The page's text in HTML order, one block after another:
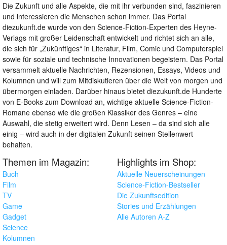
Die Zukunft und alle Aspekte, die mit ihr verbunden sind, faszinieren
und interessieren die Menschen schon immer. Das Portal
diezukunft.de wurde von den Science-Fiction-Experten des Heyne-
Verlags mit großer Leidenschaft entwickelt und richtet sich an alle,
die sich für „Zukünftiges“ in Literatur, Film, Comic und Computerspiel
sowie für soziale und technische Innovationen begeistern. Das Portal
versammelt aktuelle Nachrichten, Rezensionen, Essays, Videos und
Kolumnen und will zum Mitdiskutieren über die Welt von morgen und
übermorgen einladen. Darüber hinaus bietet diezukunft.de Hunderte
von E-Books zum Download an, wichtige aktuelle Science-Fiction-
Romane ebenso wie die großen Klassiker des Genres – eine
Auswahl, die stetig erweitert wird. Denn Lesen – da sind sich alle
einig – wird auch in der digitalen Zukunft seinen Stellenwert
behalten.
Themen im Magazin:
Buch
Film
TV
Game
Gadget
Science
Kolumnen
Highlights im Shop:
Aktuelle Neuerscheinungen
Science-Fiction-Bestseller
Die Zukunftsedition
Stories und Erzählungen
Alle Autoren A-Z